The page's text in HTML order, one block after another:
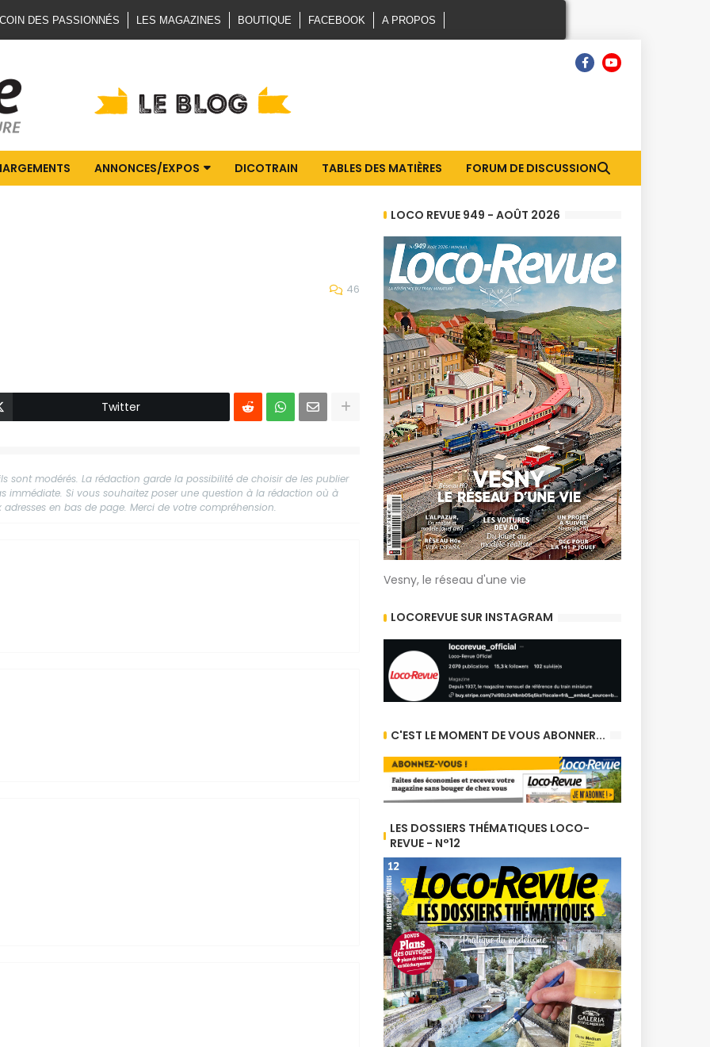
DES PASSIONNÉS LES MAGAZINES BOUTIQUE FACEBOOK A PROPOS
ANNONCES/EXPOS DICOTRAIN TABLES DES MATIÈRES FORUM DE DISCUSSION
46
Twitter
sont modérés. La rédaction garde la possibilité de choisir de les publier
immédiate. Si vous souhaitez poser une question à la rédaction où à
en bas de page. Merci de votre compréhension.
LOCO REVUE 949 - AOÛT 2026
Vesny, le réseau d'une vie
LOCOREVUE SUR INSTAGRAM
C'EST LE MOMENT DE VOUS ABONNER...
LES DOSSIERS THÉMATIQUES LOCO-
REVUE - N°12